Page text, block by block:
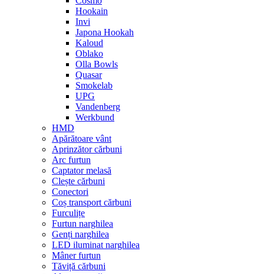
Hookain
Invi
Japona Hookah
Kaloud
Oblako
Olla Bowls
Quasar
Smokelab
UPG
Vandenberg
Werkbund
HMD
Apărătoare vânt
Aprinzător cărbuni
Arc furtun
Captator melasă
Clește cărbuni
Conectori
Coș transport cărbuni
Furculițe
Furtun narghilea
Genți narghilea
LED iluminat narghilea
Mâner furtun
Tăviță cărbuni